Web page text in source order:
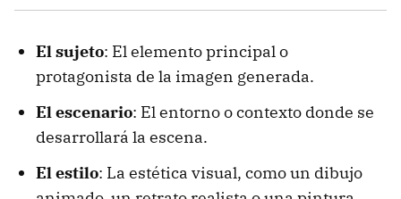
El sujeto: El elemento principal o
protagonista de la imagen generada.
El escenario: El entorno o contexto donde se
desarrollará la escena.
El estilo: La estética visual, como un dibujo